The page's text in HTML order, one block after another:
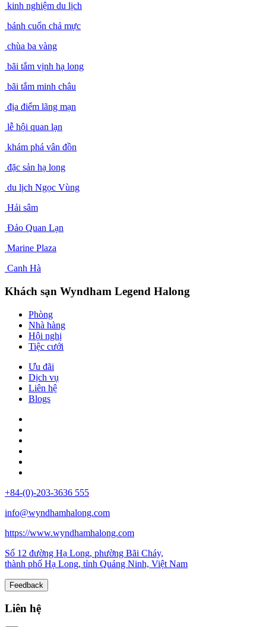
kinh nghiệm du lịch
bánh cuốn chả mực
chùa ba vàng
bãi tắm vịnh hạ long
bãi tắm minh châu
địa điểm lãng mạn
lễ hội quan lạn
khám phá vân đồn
đặc sản hạ long
du lịch Ngọc Vùng
Hải sâm
Đảo Quan Lạn
Marine Plaza
Canh Hà
Khách sạn Wyndham Legend Halong
Phòng
Nhà hàng
Hội nghị
Tiệc cưới
Ưu đãi
Dịch vụ
Liên hệ
Blogs
+84-(0)-203-3636 555
info@wyndhamhalong.com
https://www.wyndhamhalong.com
Số 12 đường Hạ Long, phường Bãi Cháy,
thành phố Hạ Long, tỉnh Quảng Ninh, Việt Nam
Feedback
Liên hệ